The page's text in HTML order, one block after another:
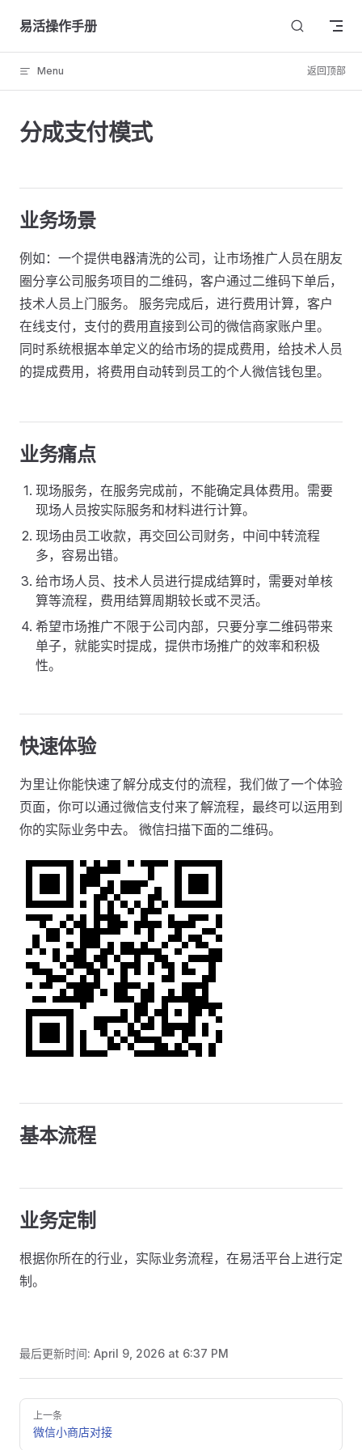
Skip to content
易活操作手册
Menu 返回顶部
分成支付模式
业务场景
例如：一个提供电器清洗的公司，让市场推广人员在朋友
圈分享公司服务项目的二维码，客户通过二维码下单后，
技术人员上门服务。 服务完成后，进行费用计算，客户
在线支付，支付的费用直接到公司的微信商家账户里。
同时系统根据本单定义的给市场的提成费用，给技术人员
的提成费用，将费用自动转到员工的个人微信钱包里。
业务痛点
现场服务，在服务完成前，不能确定具体费用。需要
现场人员按实际服务和材料进行计算。
现场由员工收款，再交回公司财务，中间中转流程
多，容易出错。
给市场人员、技术人员进行提成结算时，需要对单核
算等流程，费用结算周期较长或不灵活。
希望市场推广不限于公司内部，只要分享二维码带来
单子，就能实时提成，提供市场推广的效率和积极
性。
快速体验
为里让你能快速了解分成支付的流程，我们做了一个体验
页面，你可以通过微信支付来了解流程，最终可以运用到
你的实际业务中去。 微信扫描下面的二维码。
基本流程
业务定制
根据你所在的行业，实际业务流程，在易活平台上进行定
制。
最后更新时间: April 9, 2026 at 6:37 PM
Pager
上一条
微信小商店对接